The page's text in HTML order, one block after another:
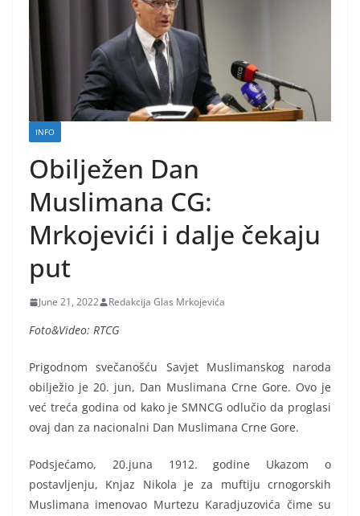
INFO
Obilježen Dan
Muslimana CG:
Mrkojevići i dalje čekaju
put
June 21, 2022 Redakcija Glas Mrkojevića
Foto&Video: RTCG
Prigodnom svečanošću Savjet Muslimanskog naroda
obilježio je 20. jun, Dan Muslimana Crne Gore. Ovo je
već treća godina od kako je SMNCG odlučio da proglasi
ovaj dan za nacionalni Dan Muslimana Crne Gore.
Podsjećamo, 20.juna 1912. godine Ukazom o
postavljenju, Knjaz Nikola je za muftiju crnogorskih
Muslimana imenovao Murtezu Karadjuzovića čime su